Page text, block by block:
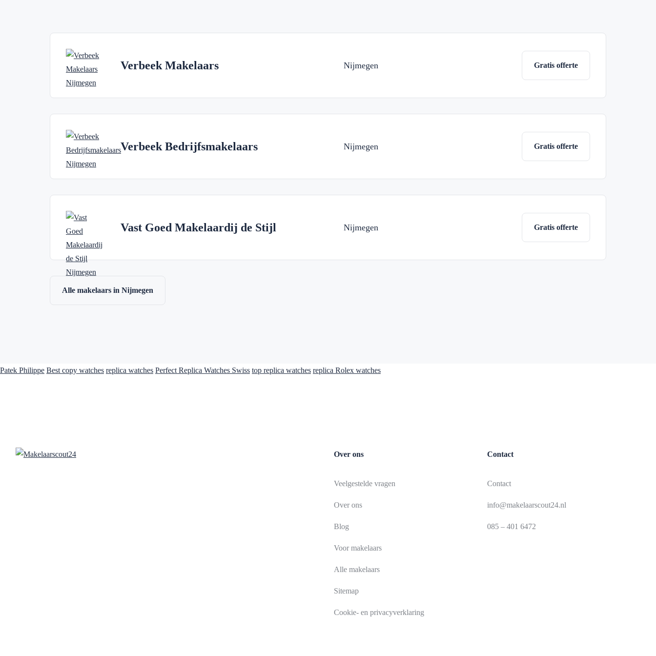
Verbeek Makelaars Nijmegen Gratis offerte
Verbeek Bedrijfsmakelaars Nijmegen Gratis offerte
Vast Goed Makelaardij de Stijl Nijmegen Gratis offerte
Alle makelaars in Nijmegen
Patek Philippe Best copy watches replica watches Perfect Replica Watches Swiss top replica watches replica Rolex watches
Over ons
Veelgestelde vragen
Over ons
Blog
Voor makelaars
Alle makelaars
Sitemap
Cookie- en privacyverklaring
Contact
Contact
info@makelaarscout24.nl
085 – 401 6472